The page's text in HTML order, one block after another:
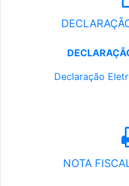
Declaração
NOTA